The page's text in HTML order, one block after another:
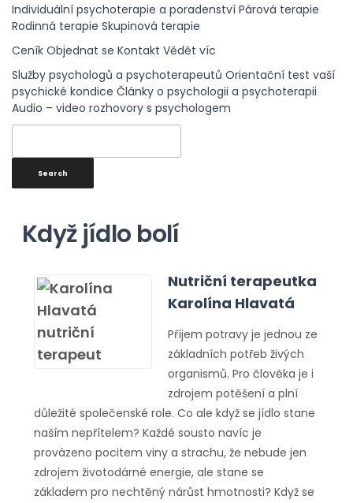
Individuální psychoterapie a poradenství Párová terapie
Rodinná terapie Skupinová terapie
Ceník Objednat se Kontakt Vědět víc
Služby psychologů a psychoterapeutů Orientační test vaší
psychické kondice Články o psychologii a psychoterapii
Audio – video rozhovory s psychologem
Když jídlo bolí
Nutriční terapeutka
Karolína Hlavatá
Příjem potravy je jednou ze
základních potřeb živých
organismů. Pro člověka je i
zdrojem potěšení a plní
důležité společenské role. Co ale když se jídlo stane
naším nepřítelem? Každé sousto navíc je
provázeno pocitem viny a strachu, že nebude jen
zdrojem životodárné energie, ale stane se
základem pro nechtěný nárůst hmotnosti? Když se